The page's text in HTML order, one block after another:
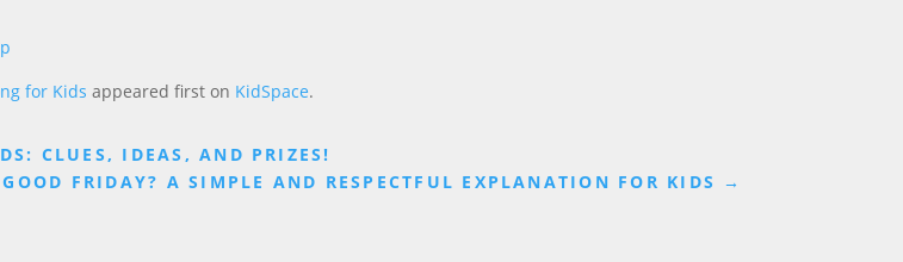
for Kids appeared first on KidSpace.
CLUES, IDEAS, AND PRIZES!
FRIDAY? A SIMPLE AND RESPECTFUL EXPLANATION FOR KIDS →